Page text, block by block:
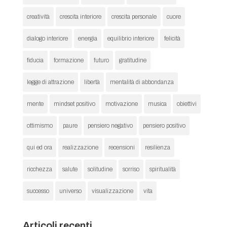
creatività crescita interiore crescita personale cuore
dialogo interiore energia equilibrio interiore felicità
fiducia formazione futuro gratitudine
legge di attrazione libertà mentalità di abbondanza
mente mindset positivo motivazione musica obiettivi
ottimismo paure pensiero negativo pensiero positivo
qui ed ora realizzazione recensioni resilienza
ricchezza salute solitudine sorriso spiritualità
successo universo visualizzazione vita